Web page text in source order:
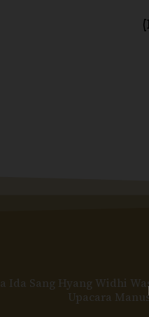
Ida Sang Hyang Widhi
Upacara